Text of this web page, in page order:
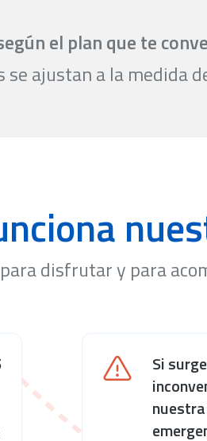
el plan que te
se ajustan a la medida
disfrutar y para
Si